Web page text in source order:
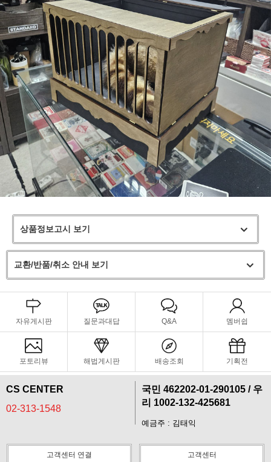
프 하세요!
상품정보고시 보기
교환/반품/취소 안내 보기
자유게시판 질문과대답 Q&A 멤버쉽
포토리뷰 해법게시판 배송조회 기획전
CS CENTER
02-313-1548
국민 462202-01-290105 / 우
리 1002-132-425681
예금주 : 김태익
고객센터 연결 고객센터